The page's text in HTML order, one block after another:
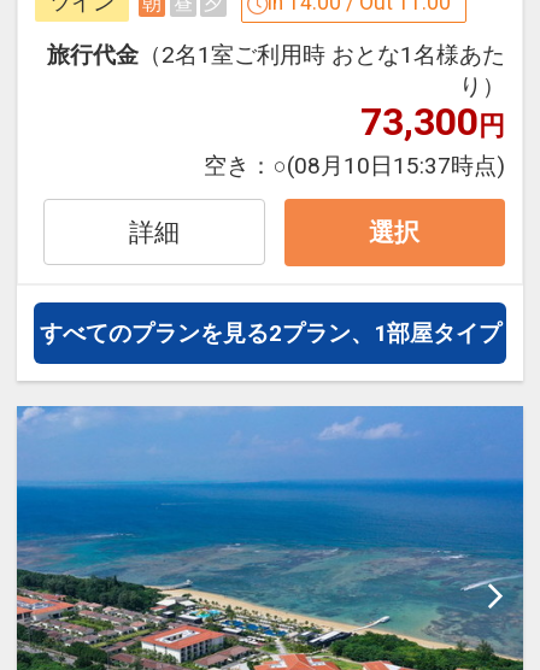
●ワイドデスク
デスクで新聞を広げたり、仕事をした
り。幅があるからこそ、使いやすいワイ
●独立洗面化粧台
バス・トイレとは別に洗面台を設置。鏡
も大きく、ゆったりご利用になれます。
設定期間：2026年4月1日～2026年11月
30日
インターネットコース番号：DP-1-
（１４：００～２３：００／セルフサー
ビス）
●ロビーにウェルウェルカムアルコール
（泡盛)をご用意（１４：００～２１：
００／セルフサービス）
※大人の方のみ
●ビーチ用バスタオルおひとり様１日１
枚貸出ＯＫ
（先着順／台数制限あり）
●レンタサイクル２時間利用ＯＫ（先着
順／台数制限あり）
※旅行代金に含まれます。
客室のご案内
●靴を脱いで過ごせる客室
全室部屋の中では「靴を脱いで」素足で
お過ごしいただけます。自宅のように床
に座ってのんびりおくつろぎください。
旅行代金 （2名1室ご利用時 おとな1名様あた
り）
73,300円
空き： ○(08月10日15:37時点)
詳細 選択
すべてのプランを見る2プラン、1部屋タイプ